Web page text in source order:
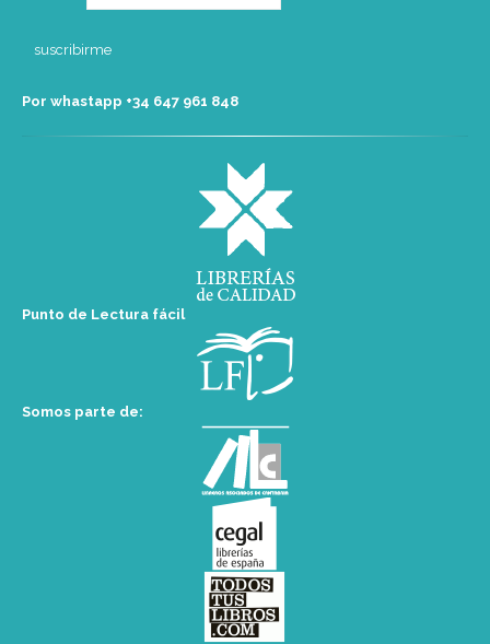
Por whastapp +34 ‭647 961 848‬
Punto de Lectura fácil
Somos parte de: